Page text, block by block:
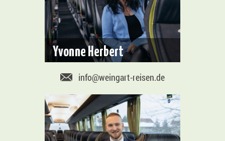
Yvonne Herbert
info@weingart-reisen.de